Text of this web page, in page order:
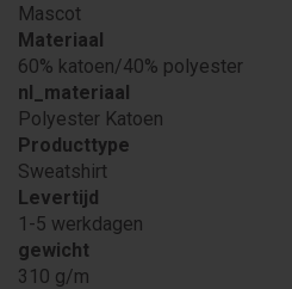
Mascot
Materiaal
60% katoen/40% polyester
nl_materiaal
Polyester Katoen
Producttype
Sweatshirt
Levertijd
1-5 werkdagen
gewicht
310 g/m